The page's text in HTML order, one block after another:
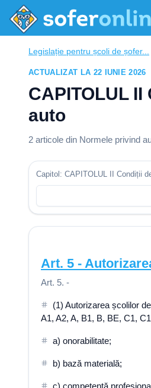
Legislație pentru școli de șofer...
ACTUALIZAT LA 22 IUNIE 2026
CAPITOLUL
auto
2 articole din Normele privind
Capitol: CAPITOLUL II Condiții
Art. 5 -
Art. 5. -
(1) Autorizarea școlilor
A1, A2, A, B1, B, BE, C1,
a) onorabilitate;
b) bază materială;
c) competență